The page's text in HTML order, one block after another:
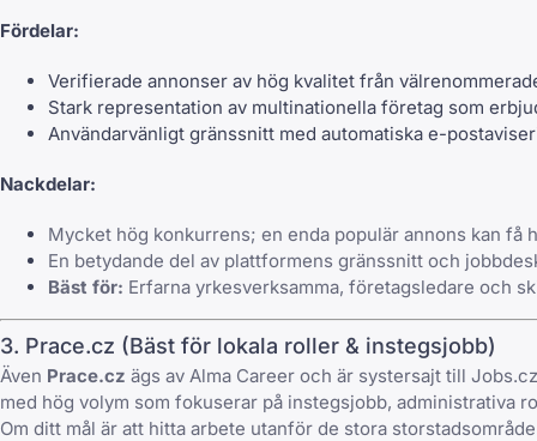
Fördelar:
Verifierade annonser av hög kvalitet från
Stark representation av multinationella företag som
Användarvänligt gränssnitt med automatiska e-
Nackdelar:
Mycket hög konkurrens; en enda populär annons kan få
En betydande del av plattformens gränssnitt och
Bäst för: Erfarna yrkesverksamma, företagsledare och
3. Prace.cz (Bäst för lokala roller & instegsjobb)
Även Prace.cz ägs av Alma Career och är systersajt till
med hög volym som fokuserar på instegsjobb, administrativa
Om ditt mål är att hitta arbete utanför de stora